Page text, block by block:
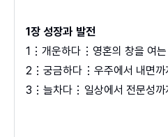
과정일 뿐이다.
좌절, 불안, 우울이 많은 시대에
태도가 퍼져 나간다면 더 많은
금을 받았고, 사무관 대
원 대신 베스트셀러 작
다. 직업의 이름보단 내
기 때문이다. 이건 형용
방식이다. 더 많은 사람
1장 성장과 발전
1⋮개운하다⋮영혼의 창을 여는
2⋮궁금하다⋮우주에서 내면까
3⋮늘차다⋮일상에서 전문성까